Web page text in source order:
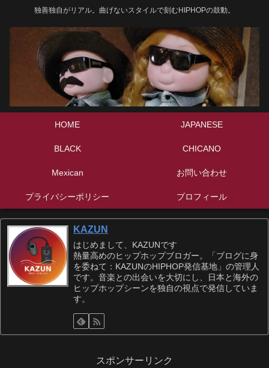
独善独自がリアル。曲げないスタイルで刻むHIPHOPの鼓動。
HOME JAPANESE
BLACK CHICANO
Mexican お問い合わせ
プライバシーポリシー プロフィール
KAZUN
はじめまして、KAZUNです
熱量高めのヒップホップブロガー。「ブログに身
を委ねて：KAZUNのHIPHOP発信基地」の管理人
です。音楽との出会いを大切にし、日本と海外の
ヒップホップシーンを独自の視点で発信していま
す。
スポンサーリンク